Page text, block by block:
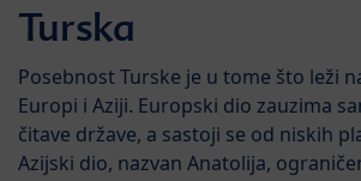
Turska
Posebnost Turske je u tome što leži
Europi i Aziji. Europski dio zauzima
čitave države, a sastoji se od niskih
Azijski dio, nazvan Anatolija,